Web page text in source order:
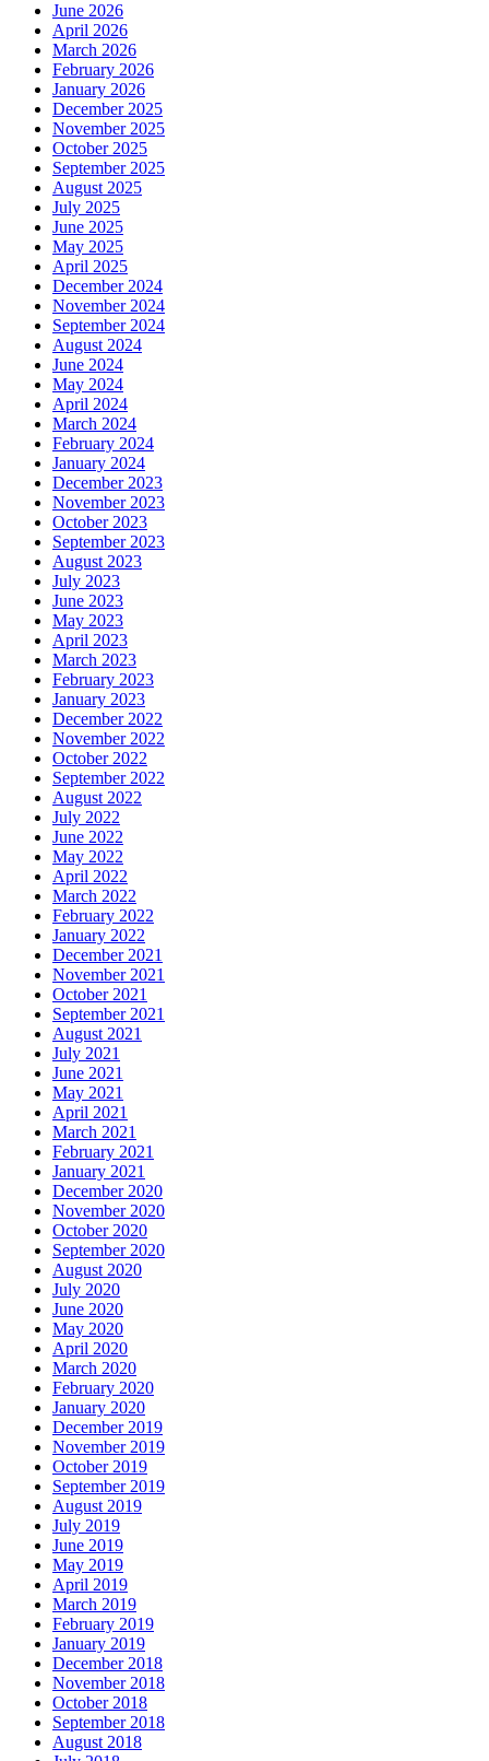
June 2026
April 2026
March 2026
February 2026
January 2026
December 2025
November 2025
October 2025
September 2025
August 2025
July 2025
June 2025
May 2025
April 2025
December 2024
November 2024
September 2024
August 2024
June 2024
May 2024
April 2024
March 2024
February 2024
January 2024
December 2023
November 2023
October 2023
September 2023
August 2023
July 2023
June 2023
May 2023
April 2023
March 2023
February 2023
January 2023
December 2022
November 2022
October 2022
September 2022
August 2022
July 2022
June 2022
May 2022
April 2022
March 2022
February 2022
January 2022
December 2021
November 2021
October 2021
September 2021
August 2021
July 2021
June 2021
May 2021
April 2021
March 2021
February 2021
January 2021
December 2020
November 2020
October 2020
September 2020
August 2020
July 2020
June 2020
May 2020
April 2020
March 2020
February 2020
January 2020
December 2019
November 2019
October 2019
September 2019
August 2019
July 2019
June 2019
May 2019
April 2019
March 2019
February 2019
January 2019
December 2018
November 2018
October 2018
September 2018
August 2018